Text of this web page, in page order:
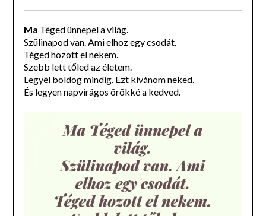
Ma Téged ünnepel a világ.
Szülinapod van. Ami elhoz egy csodát.
Téged hozott el nekem.
Szebb lett tőled az életem.
Legyél boldog mindig. Ezt kívánom neked.
És legyen napvirágos örökké a kedved.